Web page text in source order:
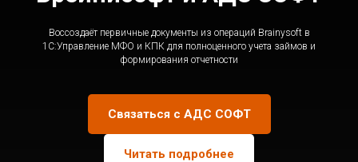
Воссоздаёт первичные документы из операций Brainysoft в
1С:Управление МФО и КПК для полноценного учета займов и
формирования отчетности
Связаться с АДС СОФТ
Читать подробнее